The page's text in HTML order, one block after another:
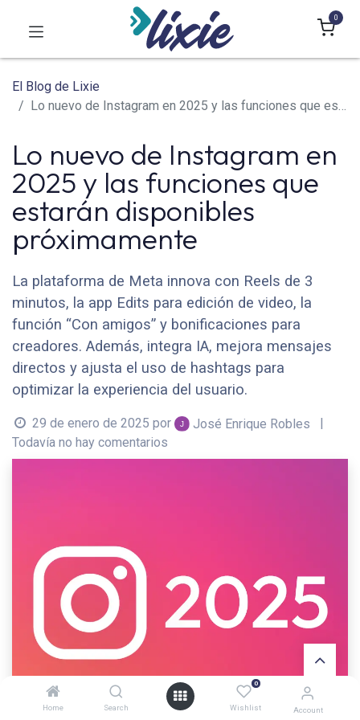
Home Search
0
Wishlist Account
0
El Blog de Lixie
Lo nuevo de Instagram en 2025 y las funciones que estarán disponibles próximamente
Lo nuevo de Instagram en
2025 y las funciones que
estarán disponibles
próximamente
La plataforma de Meta innova con Reels de 3
minutos, la app Edits para edición de video, la
función “Con amigos” y bonificaciones para
creadores. Además, integra IA, mejora mensajes
directos y ajusta el uso de hashtags para
optimizar la experiencia del usuario.
29 de enero de 2025 por José Enrique Robles
|
Todavía no hay comentarios